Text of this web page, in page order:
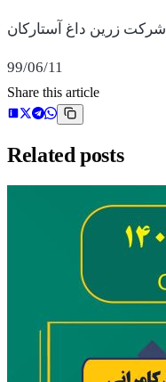
زرین داغ آستارکان
99/06/11
Share this article
Related posts